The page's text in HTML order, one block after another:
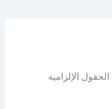
الحقول الإلزامية